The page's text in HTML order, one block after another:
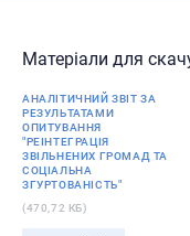
Матеріали для
АНАЛІТИЧНИЙ ЗВІТ ЗА
РЕЗУЛЬТАТАМИ
ОПИТУВАННЯ
"РЕІНТЕГРАЦІЯ
ЗВІЛЬНЕНИХ ГРОМАД ТА
СОЦІАЛЬНА
ЗГУРТОВАНІСТЬ"
(470,72 КБ)